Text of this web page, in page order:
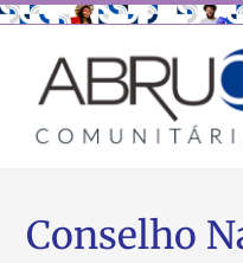
Conselho